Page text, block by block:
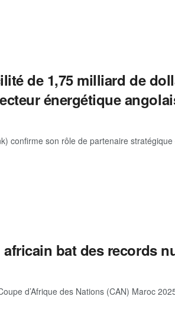
de 1,75 milliard de
énergétique
confirme son rôle de partenaire
bat des records
d’Afrique des Nations (CAN) Maroc